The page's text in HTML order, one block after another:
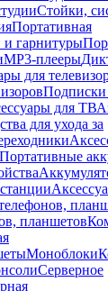
Стойки,
Портативная
гарнитуры
MP3-плееры
для
Подписки
для ТВ
для ухода за
Портативные
планшетов
Моноблоки
Серверное